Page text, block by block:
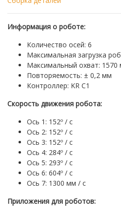
Информация о роботе:
Количество осей: 6
Максимальная загрузка
Максимальный охват: 1570
Повторяемость: ± 0,2 мм
Контроллер: KR C1
Скорость движения робота:
Ось 1: 152º / с
Ось 2: 152º / с
Ось 3: 152º / с
Ось 4: 284º / с
Ось 5: 293º / с
Ось 6: 604º / с
Ось 7: 1300 мм / с
Приложения для роботов: